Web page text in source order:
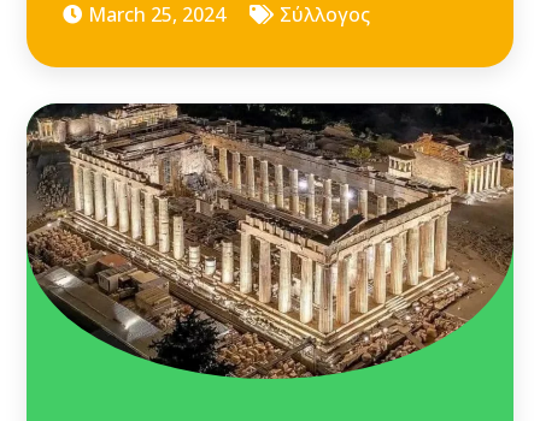
March 25, 2024 Σύλλογος